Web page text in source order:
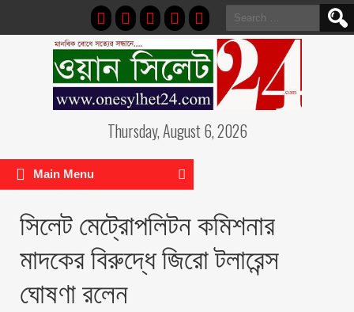
Search
for:
Thursday, August 6, 2026
Main Menu
সিলেট মেট্রোপলিটন কমিশনার
মাদকের বিরুদ্ধে জিরো টলারেন্স
ঘোষণা রলেন